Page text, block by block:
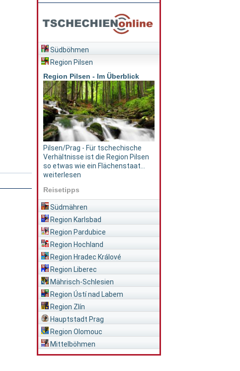
Südböhmen
Region Pilsen
Region Pilsen - Im Überblick
Pilsen/Prag - Für tschechische
Verhältnisse ist die Region Pilsen
so etwas wie ein Flächenstaat...
weiterlesen
Reisetipps
Südmähren
Region Karlsbad
Region Pardubice
Region Hochland
Region Hradec Králové
Region Liberec
Mährisch-Schlesien
Region Ústí nad Labem
Region Zlín
Hauptstadt Prag
Region Olomouc
Mittelböhmen